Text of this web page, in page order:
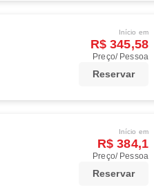
Início em
R$ 345,58
Preço/ Pessoa
Reservar
Início em
R$ 384,1
Preço/ Pessoa
Reservar